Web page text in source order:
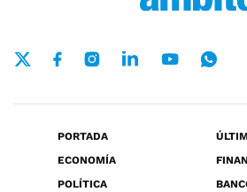
PORTADA
ECONOMÍA
POLÍTICA